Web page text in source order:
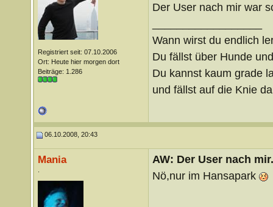
Registriert seit: 07.10.2006
Ort: Heute hier morgen dort
Beiträge: 1.286
Der User nach mir war
Wann wirst du endlich
Du fällst über Hunde
Du kannst kaum grade
und fällst auf die Knie
06.10.2008, 20:43
Mania
AW: Der User nach
Nö,nur im Hansapark